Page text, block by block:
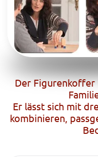
Der Figurenkoffer
Er lässt sich mit
kombinieren,